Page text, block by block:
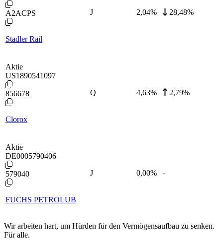
A2ACPS
Stadler Rail
J 2,04% 28,48%
Aktie
US1890541097
856678
Clorox
Q 4,63% 2,79%
Aktie
DE0005790406
579040
FUCHS PETROLUB
J 0,00% -
Wir arbeiten hart, um Hürden für den Vermögensaufbau zu senken.
Für alle.